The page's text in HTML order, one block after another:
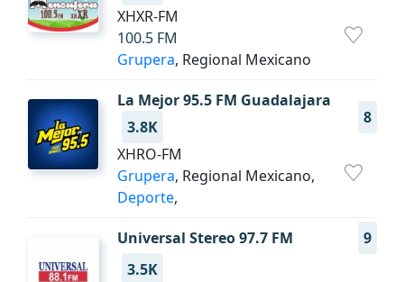
XHXR-FM
100.5 FM
Grupera, Regional Mexicano
La Mejor 95.5 FM Guadalajara
8
3.8K
XHRO-FM
Grupera, Regional Mexicano,
Deporte,
Universal Stereo 97.7 FM
9
3.5K